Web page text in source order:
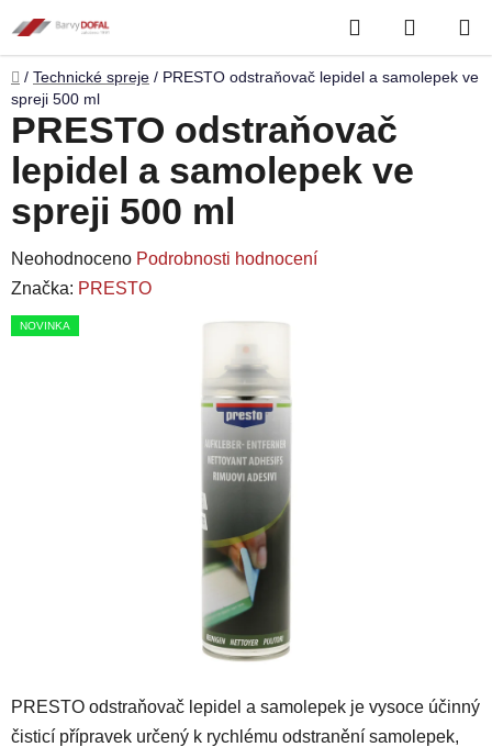
na
obsah
Hledat
KOŠÍK
Domů
/ Technické spreje / PRESTO odstraňovač lepidel a samolepek ve
spreji 500 ml
PRESTO odstraňovač lepidel a samolepek je vysoce účinný
čisticí přípravek určený k rychlému odstranění samolepek,
PRESTO odstraňovač
lepidel a samolepek ve
spreji 500 ml
Průměrné
hodnocení
produktu
Neohodnoceno Podrobnosti hodnocení
Značka: PRESTO
NOVINKA